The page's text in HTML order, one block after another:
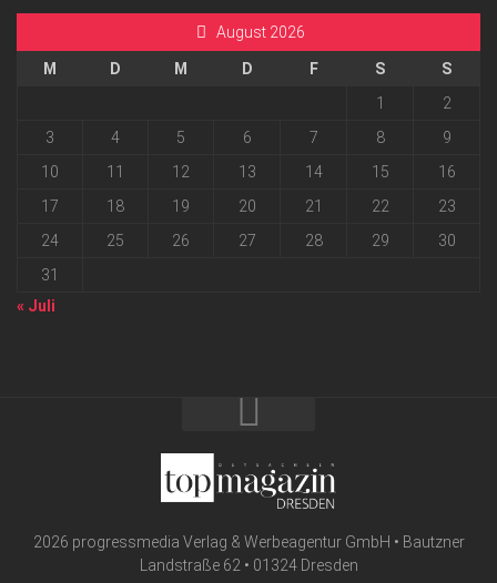
August 2026
M D M D F S
S
1
2
3
4 5 6 7 8
9
10
11 12 13 14 15
16
17
18 19 20 21 22
23
24
25 26 27 28 29
30
31
« Juli
2026 progressmedia Verlag & Werbeagentur GmbH • Bautzner
Landstraße 62 • 01324 Dresden